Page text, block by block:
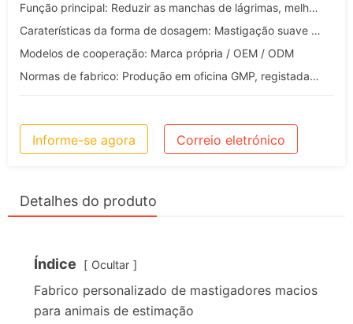
Função principal: Reduzir as manchas de lágrimas, melhorar a oxidação das lágrimas, apoiar a saúde dos olhos, gestão da limpeza do pelo
Caraterísticas da forma de dosagem: Mastigação suave de alta palatabilidade / fácil para suplementação diária a longo prazo
Modelos de cooperação: Marca própria / OEM / ODM
Normas de fabrico: Produção em oficina GMP, registada na FDA, sistema de qualidade ISO
Informe-se agora Correio eletrónico
Detalhes do produto
Índice Ocultar
Fabrico personalizado de mastigadores macios
para animais de estimação